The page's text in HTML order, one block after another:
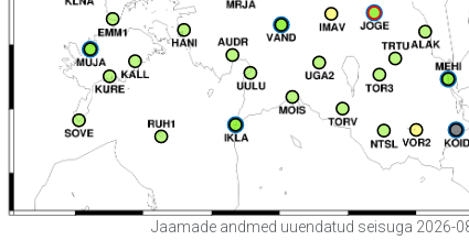
Jaamade andmed uuendatud seisuga 2026-